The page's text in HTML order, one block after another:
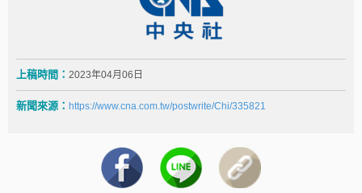
上稿時間： 2023年04月06日
新聞來源： https://www.cna.com.tw/postwrite/Chi/335821